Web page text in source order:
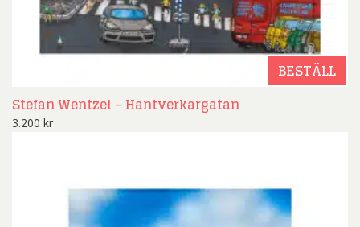
BESTÄLL
Stefan Wentzel – Hantverkargatan
3.200 kr